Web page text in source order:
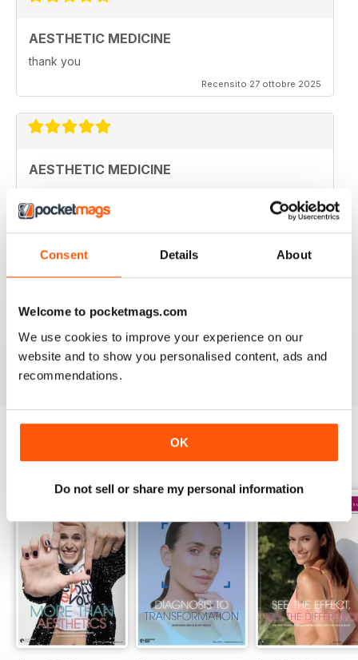
Consent Details About
Welcome to pocketmags.com
We use cookies to improve your experience on our
website and to show you personalised content, ads and
recommendations.
OK
Do not sell or share my personal information
AESTHETIC MEDICINE
thank you
Recensito 27 ottobre 2025
AESTHETIC MEDICINE
Recensito 16 gennaio 2022
Aimed principally at other businesses
Recensito 17 luglio 2019
EDIZIONI INDIETRO Visualizza tutti